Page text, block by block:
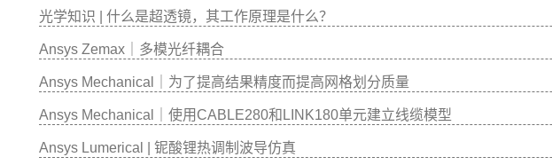
光学知识 | 什么是超透镜，其工作原理是什么？
Ansys Zemax｜多模光纤耦合
Ansys Mechanical｜为了提高结果精度而提高网格划分质量
Ansys Mechanical｜使用CABLE280和LINK180单元建立线缆模型
Ansys Lumerical | 铌酸锂热调制波导仿真